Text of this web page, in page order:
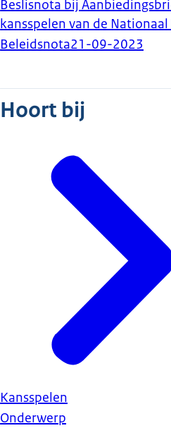
Beslisnota bij
kansspelen van de
Beleidsnota21-09-2023
Hoort bij
Kansspelen
Onderwerp